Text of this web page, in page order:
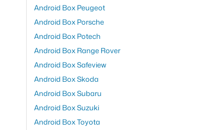
Android Box Peugeot
Android Box Porsche
Android Box Potech
Android Box Range Rover
Android Box Safeview
Android Box Skoda
Android Box Subaru
Android Box Suzuki
Android Box Toyota